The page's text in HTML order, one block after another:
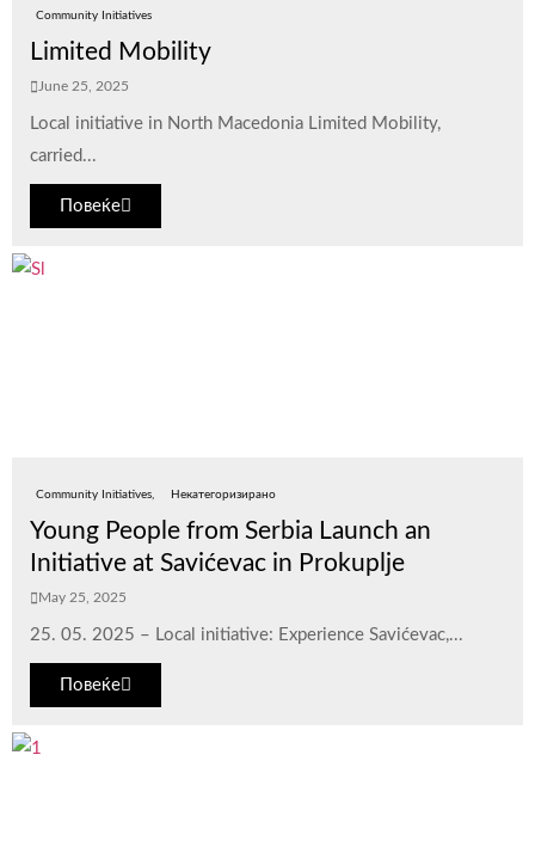
Community Initiatives
Limited Mobility
June 25, 2025
Local initiative in North Macedonia Limited Mobility,
carried...
Повеќе
Community Initiatives Некатегоризирано
Young People from Serbia Launch an
Initiative at Savićevac in Prokuplje
May 25, 2025
25. 05. 2025 – Local initiative: Experience Savićevac,...
Повеќе